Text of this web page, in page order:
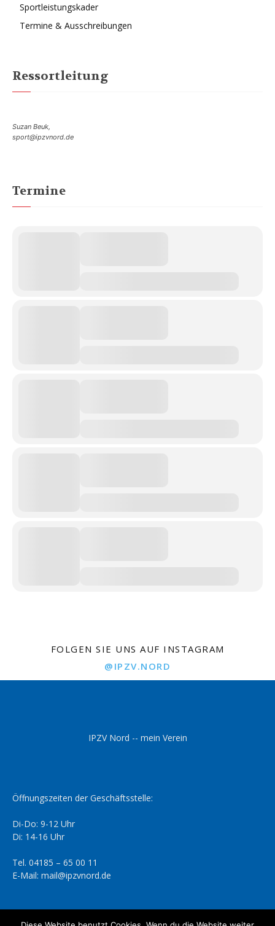
Sportleistungskader
Termine & Ausschreibungen
Ressortleitung
Suzan Beuk,
sport@ipzvnord.de
Termine
FOLGEN SIE UNS AUF INSTAGRAM
@IPZV.NORD
IPZV Nord -- mein Verein
Öffnungszeiten der Geschäftsstelle:
Di-Do: 9-12 Uhr
Di: 14-16 Uhr
Tel. 04185 – 65 00 11
E-Mail: mail@ipzvnord.de